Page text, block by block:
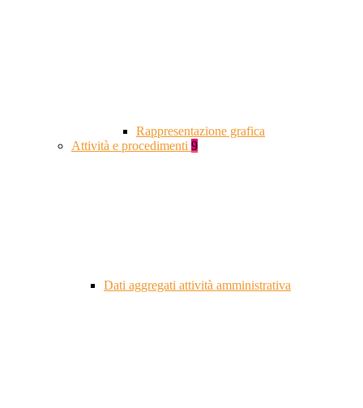
Rappresentazione grafica
Attività e procedimenti 9
Dati aggregati attività amministrativa